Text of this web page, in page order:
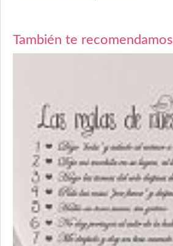
También te recomendamos